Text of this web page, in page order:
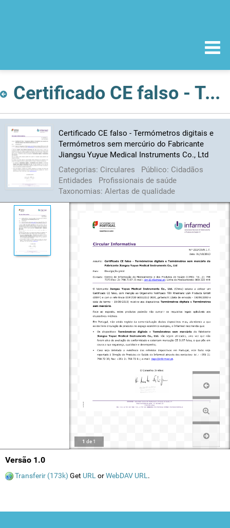
Certificado CE falso - Termómetros digitais e Termómetros sem mercúrio do Fabricante Jiangsu Yuyue Medical Instruments Co., Ltd
Certificado CE falso - Termómetros digitais e
Termómetros sem mercúrio do Fabricante
Jiangsu Yuyue Medical Instruments Co., Ltd
Categorias: Circulares Público: Cidadãos
Entidades
Profissionais de saúde
Taxonomias: Alertas de qualidade
1 de 1
Versão 1.0
Transferir (173k) Get URL orWebDAV URL .